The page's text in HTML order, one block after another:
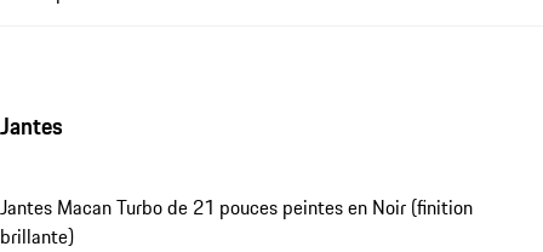
Jantes
Jantes Macan Turbo de 21 pouces peintes en Noir (finition
brillante)